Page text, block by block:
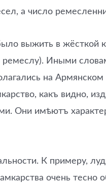
а число
выжить в жёсткой
Иными
на
какъ
Они имѣютъ
К примеру,
очень тесно